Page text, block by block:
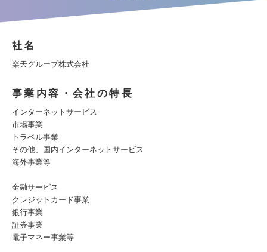
社名
楽天グループ株式会社
事業内容・会社の特長
インターネットサービス
市場事業
トラベル事業
その他、国内インターネットサービス
海外事業等
金融サービス
クレジットカード事業
銀行事業
証券事業
電子マネー事業等